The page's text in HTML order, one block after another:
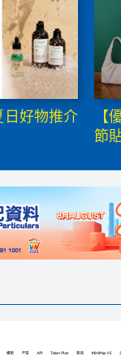
日好物推介
【
節